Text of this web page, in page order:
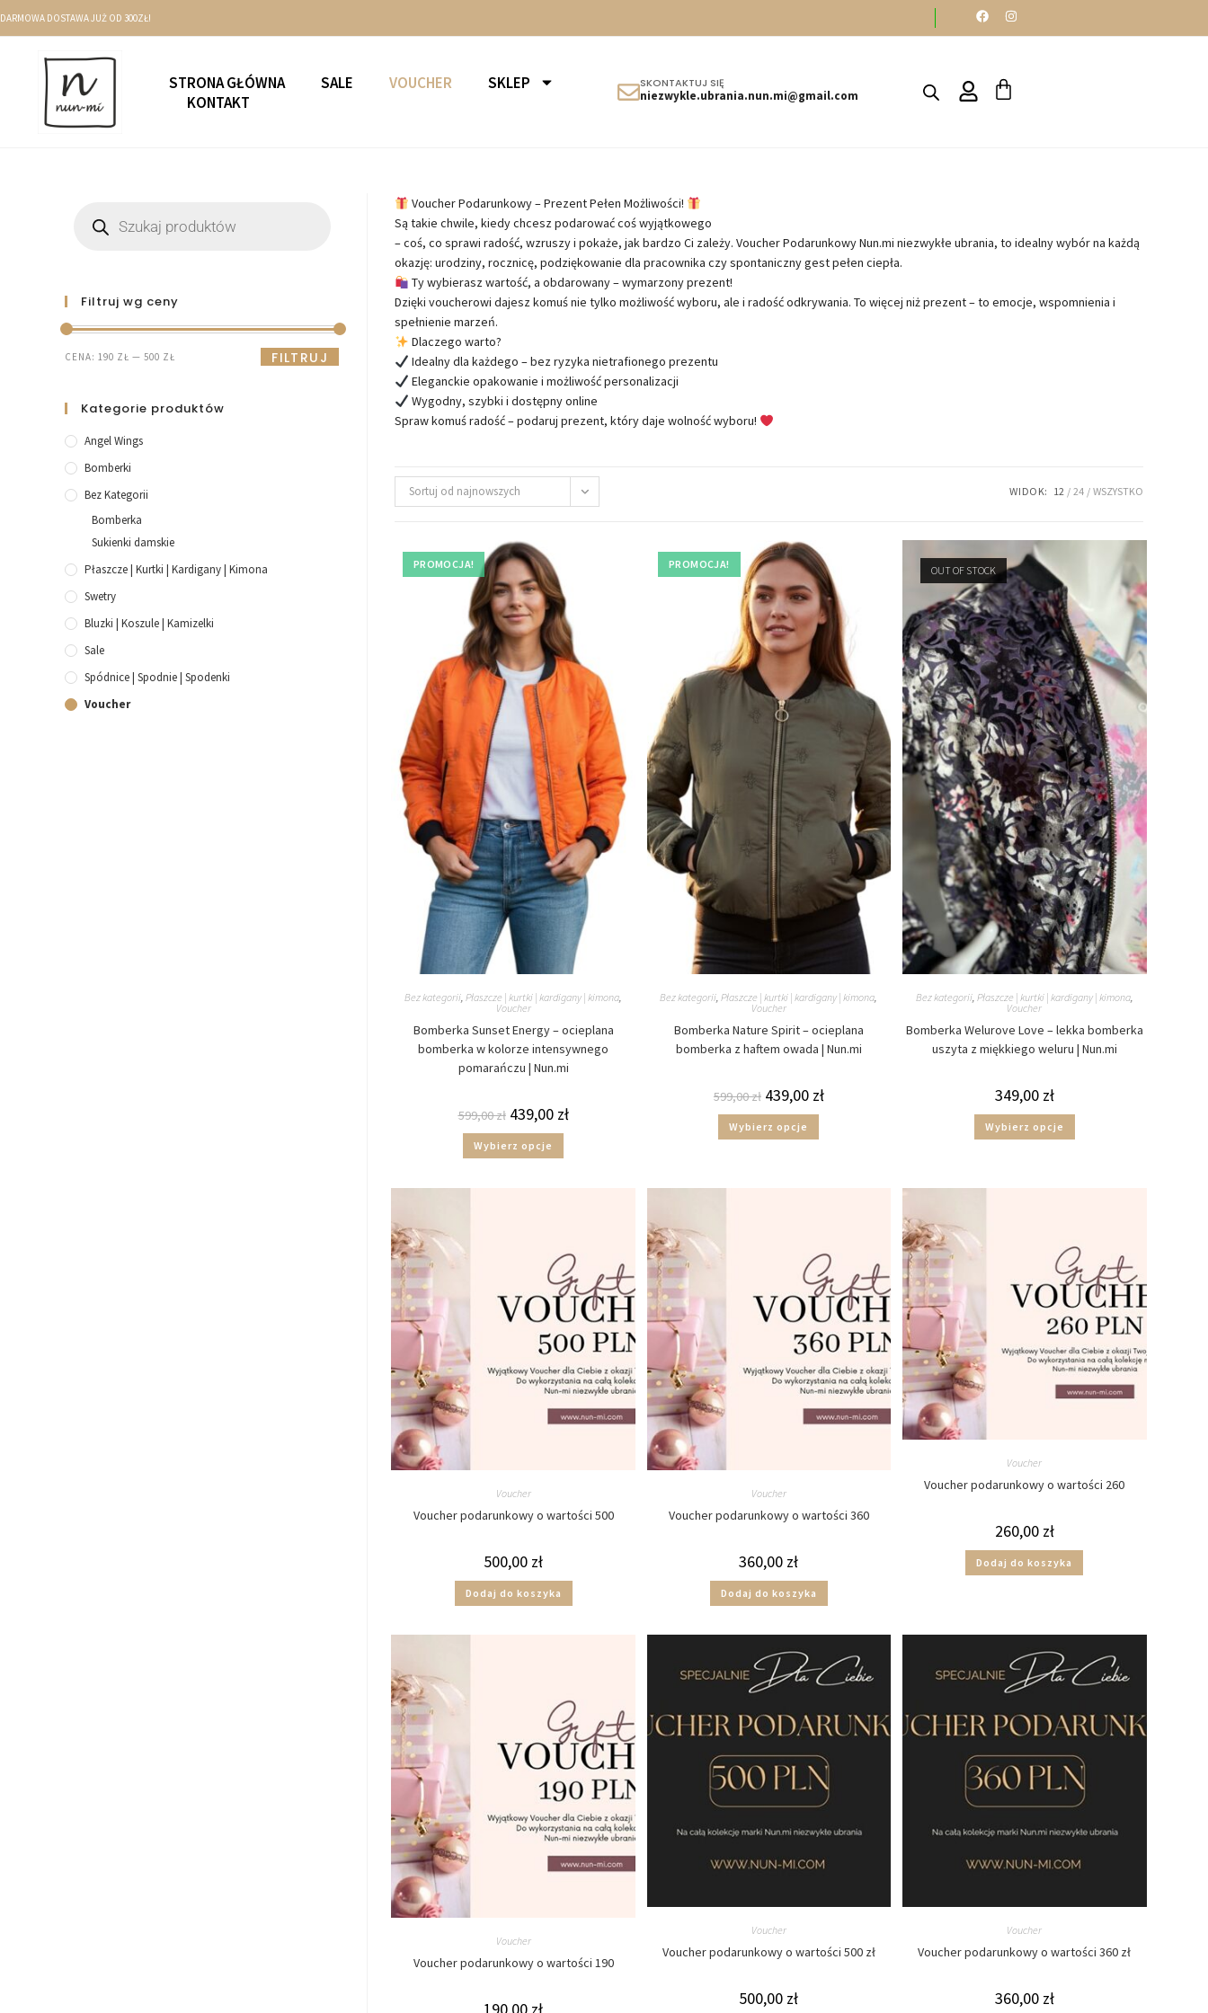
DARMOWA DOSTAWA JUŻ OD 300ZŁ!
STRONA GŁÓWNA SALE VOUCHER
SKLEP
KONTAKT
SKONTAKTUJ SIĘ
niezwykle.ubrania.nun.mi@gmail.com
Voucher Podarunkowy – Prezent Pełen Możliwości!
Są takie chwile, kiedy chcesz podarować coś wyjątkowego
– coś, co sprawi radość, wzruszy i pokaże, jak bardzo Ci zależy. Voucher Podarunkowy Nun.mi niezwykłe ubrania, to idealny wybór na każdą
okazję: urodziny, rocznicę, podziękowanie dla pracownika czy spontaniczny gest pełen ciepła.
Ty wybierasz wartość, a obdarowany – wymarzony prezent!
Dzięki voucherowi dajesz komuś nie tylko możliwość wyboru, ale i radość odkrywania. To więcej niż prezent – to emocje, wspomnienia i
spełnienie marzeń.
Dlaczego warto?
Idealny dla każdego – bez ryzyka nietrafionego prezentu
Eleganckie opakowanie i możliwość personalizacji
Wygodny, szybki i dostępny online
Spraw komuś radość – podaruj prezent, który daje wolność wyboru!
Sortuj od najnowszych WIDOK: 12 24 WSZYSTKO
PROMOCJA!
Bez kategorii,Płaszcze | kurtki | kardigany | kimona,
Voucher
Bomberka Sunset Energy – ocieplana
bomberka w kolorze intensywnego
pomarańczu | Nun.mi
599,00zł 439,00 zł
Wybierz opcje
PROMOCJA!
Bez kategorii,Płaszcze | kurtki | kardigany | kimona,
Voucher
Bomberka Nature Spirit – ocieplana
bomberka z haftem owada | Nun.mi
599,00zł 439,00 zł
Wybierz opcje
OUT OF STOCK
Bez kategorii, Płaszcze | kurtki | kardigany | kimona,
Voucher
Bomberka Welurove Love – lekka bomberka
uszyta z miękkiego weluru | Nun.mi
349,00 zł
Wybierz opcje
Voucher
Voucher podarunkowy o wartości 500
500,00 zł
Dodaj do koszyka
Voucher
Voucher podarunkowy o wartości 360
360,00 zł
Dodaj do koszyka
Voucher
Voucher podarunkowy o wartości 260
260,00 zł
Dodaj do koszyka
Voucher
Voucher podarunkowy o wartości 190
190,00 zł
Voucher
Voucher podarunkowy o wartości 500 zł
500,00 zł
Voucher
Voucher podarunkowy o wartości 360 zł
360,00 zł
Filtruj wg ceny
FILTRUJ
CENA: 190 ZŁ — 500 ZŁ
Kategorie produktów
Angel Wings
Bomberki
Bez Kategorii
Bomberka
Sukienki damskie
Płaszcze | Kurtki | Kardigany | Kimona
Swetry
Bluzki | Koszule | Kamizelki
Sale
Spódnice | Spodnie | Spodenki
Voucher